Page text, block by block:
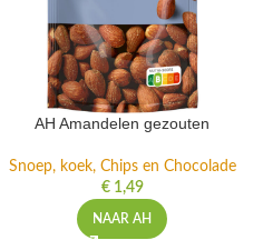
AH Amandelen gezouten
Snoep, koek, Chips en Chocolade
€1,49
NAAR AH